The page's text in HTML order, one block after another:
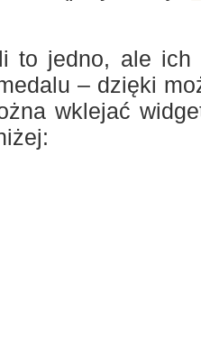
to jedno, ale ich
– dzięki
wklejać